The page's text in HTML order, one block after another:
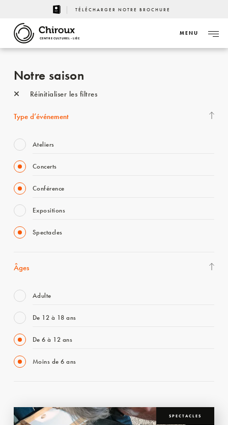
TÉLÉCHARGER NOTRE BROCHURE
CENTRE CULTUREL - LIÈGE
MENU
Notre saison
Réinitialiser les filtres
Type d’événement
Ateliers
Concerts
Conférence
Expositions
Spectacles
Âges
Adulte
De 12 à 18 ans
De 6 à 12 ans
Moins de 6 ans
SPECTACLES